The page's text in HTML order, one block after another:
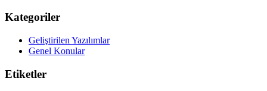
Kategoriler
Geliştirilen Yazılımlar
Genel Konular
Etiketler